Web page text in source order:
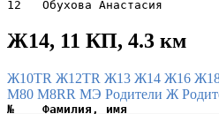
Ж14, 11 КП, 4.3 км
Ж10TR Ж12TR Ж13 Ж14 Ж16
М80 М8RR МЭ Родители Ж